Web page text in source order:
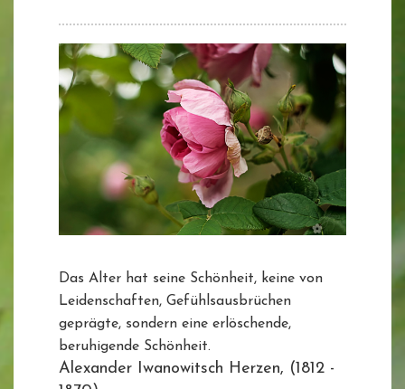
Das Alter hat seine Schönheit, keine von
Leidenschaften, Gefühlsausbrüchen
geprägte, sondern eine erlöschende,
beruhigende Schönheit.
Alexander Iwanowitsch Herzen, (1812 -